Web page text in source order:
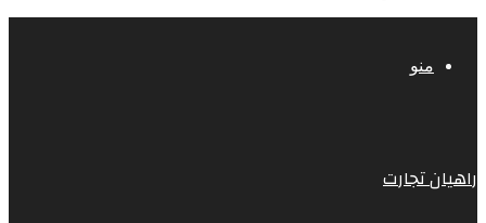
منو
راهیان تجارت